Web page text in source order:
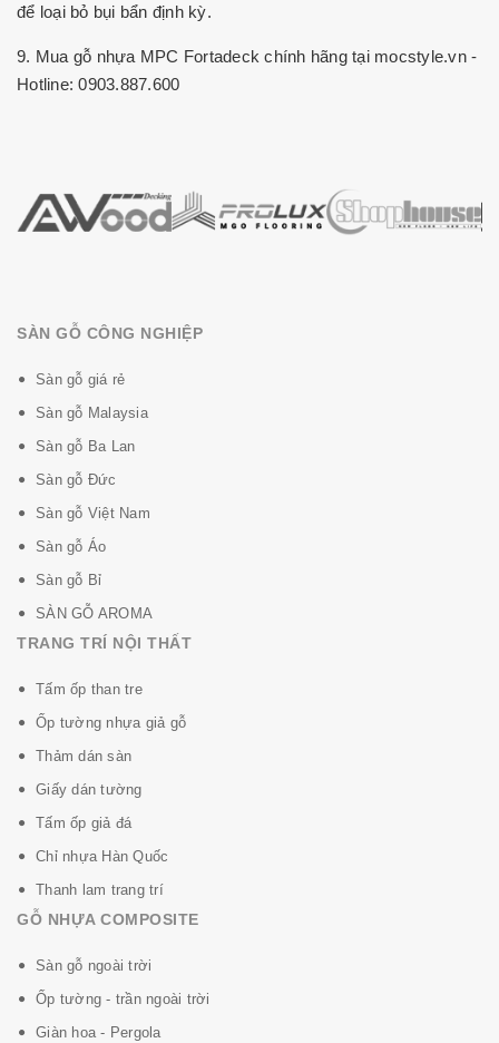
để loại bỏ bụi bẩn định kỳ.
9. Mua gỗ nhựa MPC Fortadeck chính hãng tại mocstyle.vn -
Hotline: 0903.887.600
SÀN GỖ CÔNG NGHIỆP
Sàn gỗ giá rẻ
Sàn gỗ Malaysia
Sàn gỗ Ba Lan
Sàn gỗ Đức
Sàn gỗ Việt Nam
Sàn gỗ Áo
Sàn gỗ Bỉ
SÀN GỖ AROMA
TRANG TRÍ NỘI THẤT
Tấm ốp than tre
Ốp tường nhựa giả gỗ
Thảm dán sàn
Giấy dán tường
Tấm ốp giả đá
Chỉ nhựa Hàn Quốc
Thanh lam trang trí
GỖ NHỰA COMPOSITE
Sàn gỗ ngoài trời
Ốp tường - trần ngoài trời
Giàn hoa - Pergola